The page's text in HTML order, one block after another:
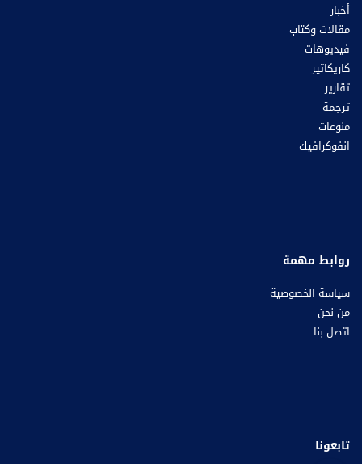
أخبار
مقالات وكتاب
فيديوهات
كاريكاتير
تقارير
ترجمة
منوعات
انفوكرافيك
روابط مهمة
سياسة الخصوصية
من نحن
اتصل بنا
تابعونا